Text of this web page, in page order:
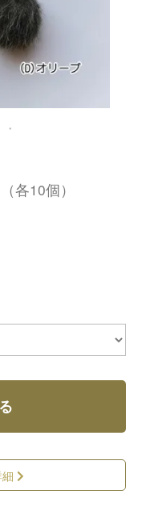
各10個）